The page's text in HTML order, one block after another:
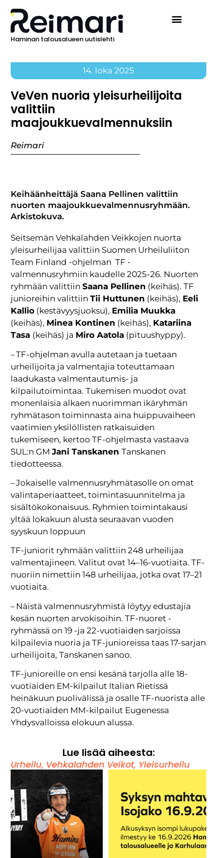
Haminan talousalueen uutislehti
14. loka 2025
VeVen nuoria yleisurheilijoita
valittiin
maajoukkuevalmennuksiin
Reimari
Keihäänheittäjä Saana Pellinen valittiin
nuorten maajoukkuevalmennusryhmään.
Arkistokuva.
Seitsemän Vehkalahden Veikkojen nuorta
yleisurheilijaa valittiin Suomen Urheiluliiton
Team Finland -ohjelman TF -
valmennusryhmiin kaudelle 2025-26. Nuorten
ryhmään valittiinSaana Pellinen (keihäs). TF
junioreihin valittiinTii Huttunen (keihäs), Eeli
Kallio (kestävyysjuoksu), Emilia Muukka
(keihäs), Minea Kontinen (keihäs), Katariina
Tasa (keihäs) ja Miro Aatola (pituushyppy).
– TF-ohjelman avulla autetaan ja tuetaan
urheilijoita ja valmentajia toteuttamaan
laadukasta valmentautumis- ja
kilpailutoimintaa. Tukemisen muodot ovat
monenlaisia alkaen nuorimman ikäryhmän
ryhmätason toiminnasta aina huippuvaiheen
vaatimien yksilöllisten ratkaisuiden
tukemiseen, kertoo TF-ohjelmasta vastaava
SUL:n GMJani TanskanenTanskanen
tiedotteessa.
– Jokaiselle valmennusryhmätasolle on omat
valintaperiaatteet, toimintasuunnitelma ja
sisältökokonaisuus. Ryhmien toimintakausi
yltää lokakuun alusta seuraavan vuoden
syyskuun loppuun
TF-juniorit ryhmään valittiin 248 urheilijaa
valmentajineen. Valitut ovat 14–16-vuotiaita. TF-
nuoriin nimettiin 148 urheilijaa, jotka ovat 17–21
vuotiaita.
– Näistä valmennusryhmistä löytyy edustajia
kesän nuorten arvokisoihin. TF-nuoret -
ryhmässä on 19 -ja 22-vuotiaiden sarjoissa
kilpailevia nuoria ja TF-junioreissa taas 17-sarjan
urheilijoita, Tanskanen sanoo.
TF-junioreille on ensi kesänä tarjolla alle 18-
vuotiaiden EM-kilpailut Italian Rietissä
heinäkuun puolivälissä ja osalle TF-nuorista alle
20-vuotiaiden MM-kilpailut Eugenessa
Yhdysvalloissa elokuun alussa.
Lue lisää aiheesta:
Urheilu, Vehkalahden Veikot, Yleisurheilu